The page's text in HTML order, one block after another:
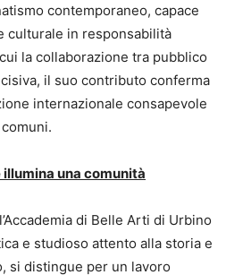
contemporaneo, capace
culturale in responsabilità
la collaborazione tra pubblico
il suo contributo conferma
internazionale consapevole
una comunità
di Belle Arti di Urbino
e studioso attento alla storia e
si distingue per un lavoro